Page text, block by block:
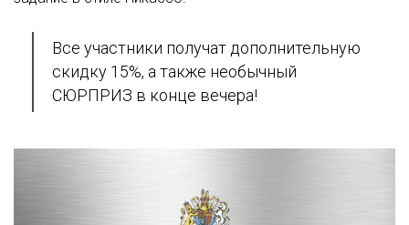
Все участники получат дополнительную
скидку 15%, а также необычный
СЮРПРИЗ в конце вечера!